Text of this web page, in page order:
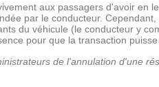
aux passagers d'avoir en
par le conducteur.
du véhicule (le conducteur y
pour que la transaction
de l'annulation d'une